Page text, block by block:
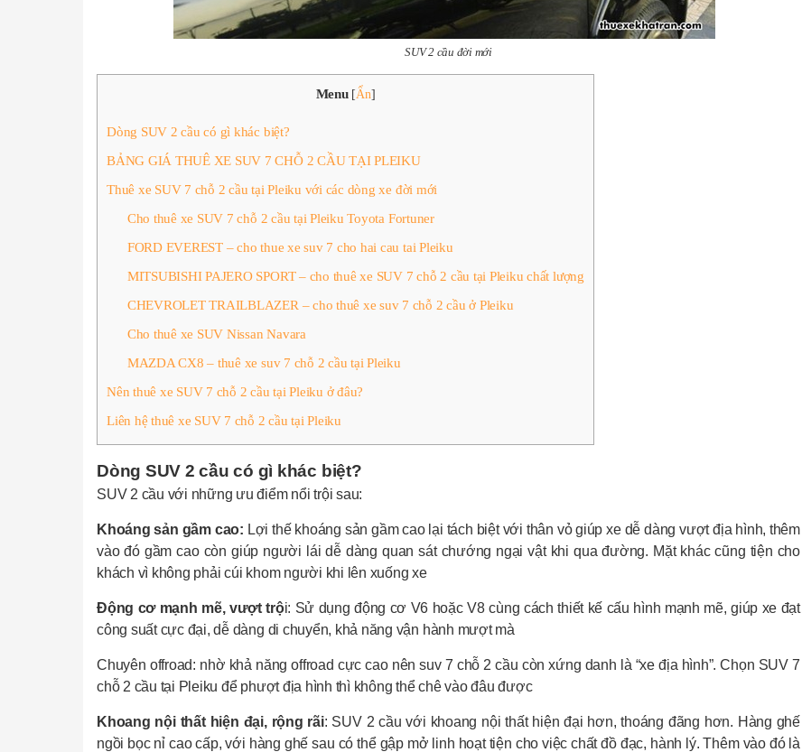
SUV 2 cầu đời mới
Menu [Ẩn]
Dòng SUV 2 cầu có gì khác biệt?
BẢNG GIÁ THUÊ XE SUV 7 CHỖ 2 CẦU TẠI PLEIKU
Thuê xe SUV 7 chỗ 2 cầu tại Pleiku với các dòng xe đời mới
Cho thuê xe SUV 7 chỗ 2 cầu tại Pleiku Toyota Fortuner
FORD EVEREST – cho thue xe suv 7 cho hai cau tai Pleiku
MITSUBISHI PAJERO SPORT – cho thuê xe SUV 7 chỗ 2 cầu tại Pleiku chất lượng
CHEVROLET TRAILBLAZER – cho thuê xe suv 7 chỗ 2 cầu ở Pleiku
Cho thuê xe SUV Nissan Navara
MAZDA CX8 – thuê xe suv 7 chỗ 2 cầu tại Pleiku
Nên thuê xe SUV 7 chỗ 2 cầu tại Pleiku ở đâu?
Liên hệ thuê xe SUV 7 chỗ 2 cầu tại Pleiku
Dòng SUV 2 cầu có gì khác biệt?
SUV 2 cầu với những ưu điểm nổi trội sau:
Khoáng sản gầm cao: Lợi thế khoáng sản gầm cao lại tách biệt với thân vỏ giúp xe dễ dàng vượt địa hình, thêm
vào đó gầm cao còn giúp người lái dễ dàng quan sát chướng ngại vật khi qua đường. Mặt khác cũng tiện cho
khách vì không phải cúi khom người khi lên xuống xe
Động cơ mạnh mẽ, vượt trội: Sử dụng động cơ V6 hoặc V8 cùng cách thiết kế cấu hình mạnh mẽ, giúp xe đạt
công suất cực đại, dễ dàng di chuyển, khả năng vận hành mượt mà
Chuyên offroad: nhờ khả năng offroad cực cao nên suv 7 chỗ 2 cầu còn xứng danh là “xe địa hình”. Chọn SUV 7
chỗ 2 cầu tại Pleiku để phượt địa hình thì không thể chê vào đâu được
Khoang nội thất hiện đại, rộng rãi: SUV 2 cầu với khoang nội thất hiện đại hơn, thoáng đãng hơn. Hàng ghế
ngồi bọc nỉ cao cấp, với hàng ghế sau có thể gập mở linh hoạt tiện cho việc chất đồ đạc, hành lý. Thêm vào đó là